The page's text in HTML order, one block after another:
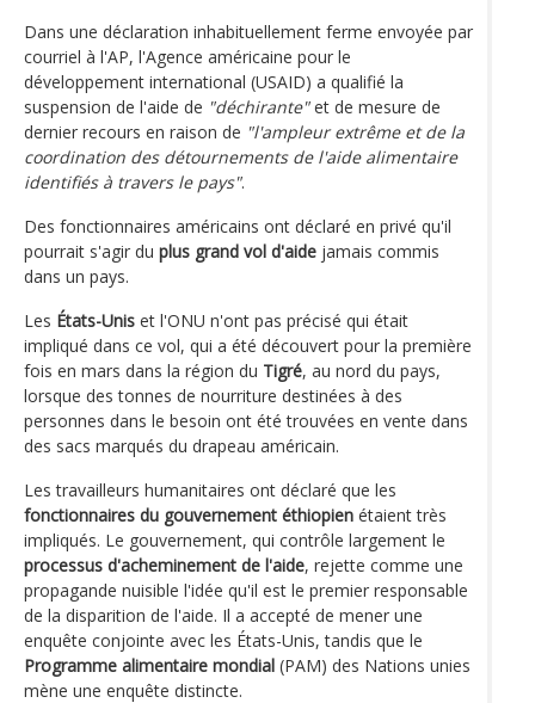
Dans une déclaration inhabituellement ferme envoyée par
courriel à l'AP, l'Agence américaine pour le
développement international (USAID) a qualifié la
suspension de l'aide de "déchirante"et de mesure de
dernier recours en raison de "l'ampleur extrême et de la
coordination des détournements de l'aide alimentaire
identifiés à travers le pays".
Des fonctionnaires américains ont déclaré en privé qu'il
pourrait s'agir du plus grand vol d'aide jamais commis
dans un pays.
Les États-Unis et l'ONU n'ont pas précisé qui était
impliqué dans ce vol, qui a été découvert pour la première
fois en mars dans la région du Tigré, au nord du pays,
lorsque des tonnes de nourriture destinées à des
personnes dans le besoin ont été trouvées en vente dans
des sacs marqués du drapeau américain.
Les travailleurs humanitaires ont déclaré que les
fonctionnaires du gouvernement éthiopien étaient très
impliqués. Le gouvernement, qui contrôle largement le
processus d'acheminement de l'aide, rejette comme une
propagande nuisible l'idée qu'il est le premier responsable
de la disparition de l'aide. Il a accepté de mener une
enquête conjointe avec les États-Unis, tandis que le
Programme alimentaire mondial (PAM) des Nations unies
mène une enquête distincte.